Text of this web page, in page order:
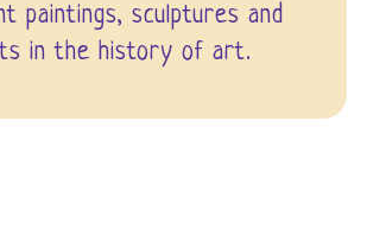
paintings, sculptures and
in the history of art.